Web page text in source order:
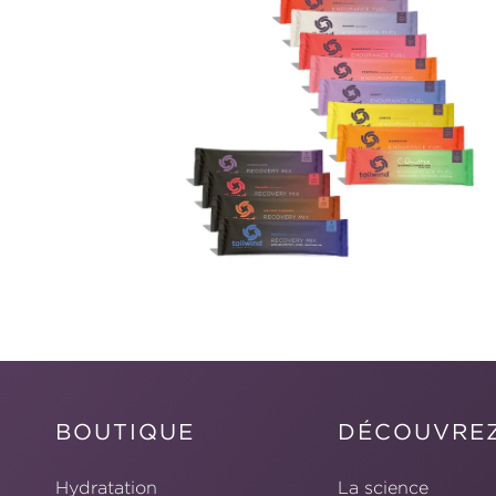
BOUTIQUE
Hydratation La science